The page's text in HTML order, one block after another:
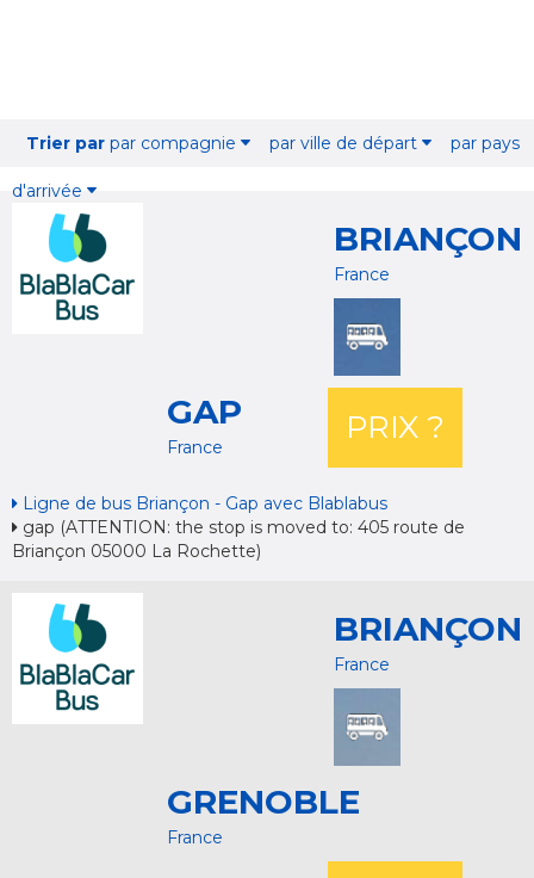
Trier par par compagnie par ville de départ par pays
d'arrivée
BRIANÇON
France
GAP
France
PRIX ?
Ligne de bus Briançon - Gap avec Blablabus
gap (ATTENTION: the stop is moved to: 405 route de
Briançon 05000 La Rochette)
BRIANÇON
France
GRENOBLE
France